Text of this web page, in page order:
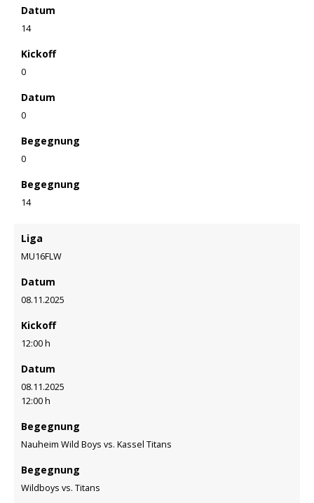
Datum
14
Kickoff
0
Datum
0
Begegnung
0
Begegnung
14
Liga
MU16FLW
Datum
08.11.2025
Kickoff
12:00 h
Datum
08.11.2025
12:00 h
Begegnung
Nauheim Wild Boys vs. Kassel Titans
Begegnung
Wildboys vs. Titans